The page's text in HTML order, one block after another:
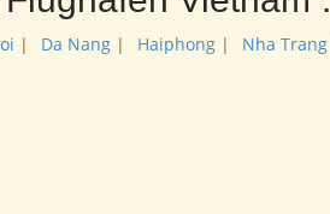
| Da Nang | Haiphong | Nha Trang